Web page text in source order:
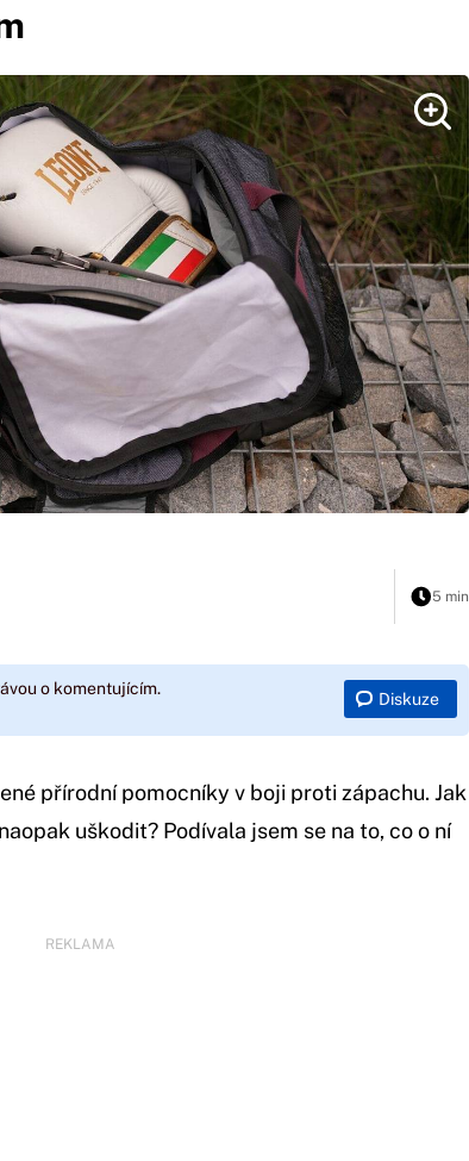
5 min
o komentujícím.
Diskuze
přírodní pomocníky v boji proti zápachu. Jak
uškodit? Podívala jsem se na to, co o ní
REKLAMA